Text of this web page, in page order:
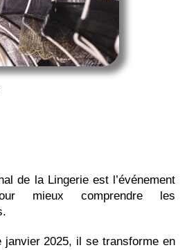
de la Lingerie est l’événement
mieux comprendre les
janvier 2025, il se transforme en